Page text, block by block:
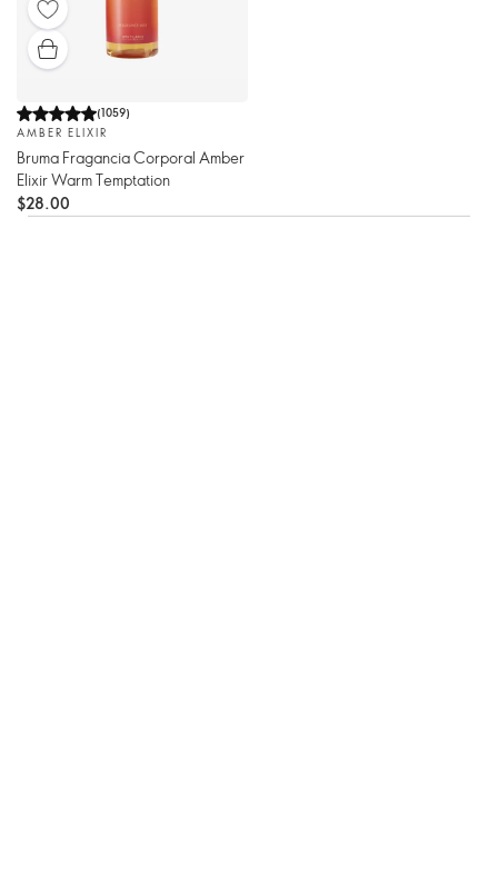
(1059)
AMBER ELIXIR
Bruma Fragancia Corporal Amber
Elixir Warm Temptation
$28.00